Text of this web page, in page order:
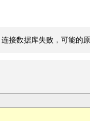
接数据库失败，可能的